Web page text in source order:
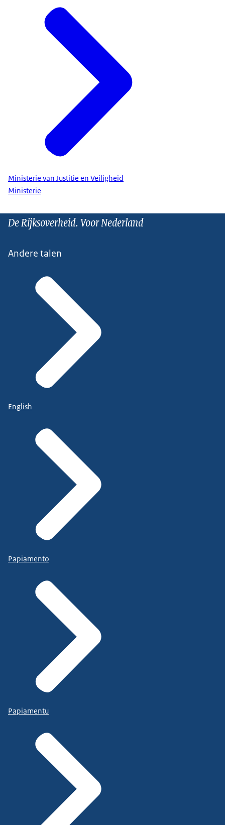
Ministerie van Justitie en Veiligheid
Ministerie
De Rijksoverheid. Voor Nederland
Andere talen
English
Papiamento
Papiamentu